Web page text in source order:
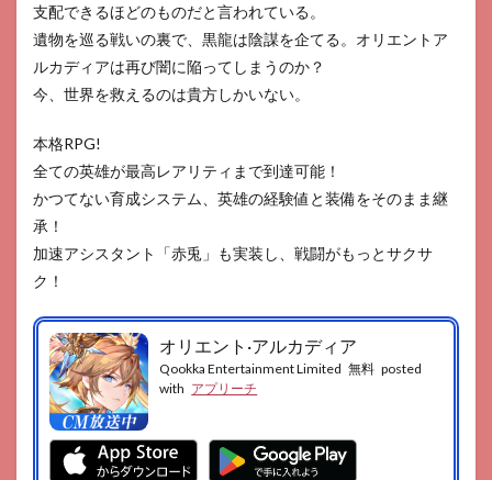
14
ポケ
モン
GO
荒野
行動
16
マリ
ート
ツア
17
LINE：
ディズ
ニー
ツムツ
ム
18
支配できるほどのものだと言われている。
遺物を巡る戦いの裏で、黒龍は陰謀を企てる。オリエントア
ルカディアは再び闇に陥ってしまうのか？
今、世界を救えるのは貴方しかいない。
本格RPG!
全ての英雄が最高レアリティまで到達可能！
かつてない育成システム、英雄の経験値と装備をそのまま継
承！
加速アシスタント「赤兎」も実装し、戦闘がもっとサクサ
ク！
オリエント·アルカディア
Qookka Entertainment Limited 無料 posted
with アプリーチ